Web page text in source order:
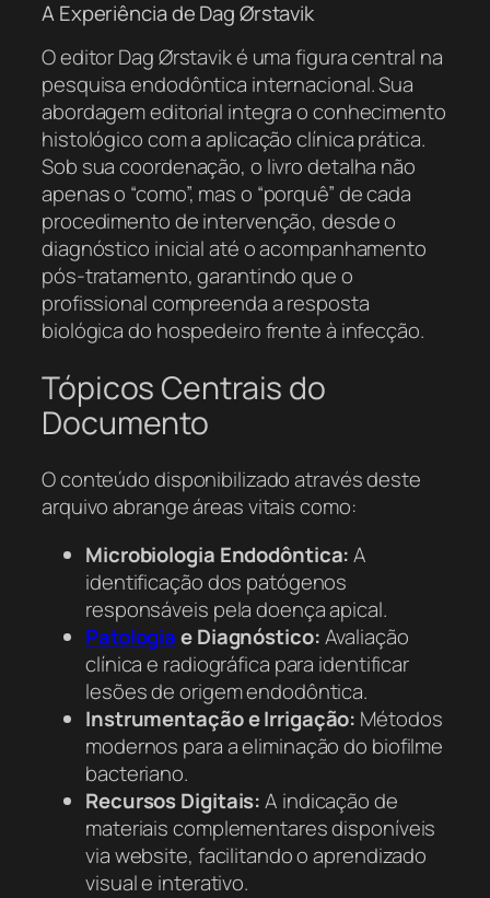
A Experiência de Dag Ørstavik
O editor Dag Ørstavik é uma figura central na
pesquisa endodôntica internacional. Sua
abordagem editorial integra o conhecimento
histológico com a aplicação clínica prática.
Sob sua coordenação, o livro detalha não
apenas o “como”, mas o “porquê” de cada
procedimento de intervenção, desde o
diagnóstico inicial até o acompanhamento
pós-tratamento, garantindo que o
profissional compreenda a resposta
biológica do hospedeiro frente à infecção.
Tópicos Centrais do
Documento
O conteúdo disponibilizado através deste
arquivo abrange áreas vitais como:
Microbiologia Endodôntica:A
identificação dos patógenos
responsáveis pela doença apical.
Patologiae Diagnóstico:Avaliação
clínica e radiográfica para identificar
lesões de origem endodôntica.
Instrumentação e Irrigação: Métodos
modernos para a eliminação do biofilme
bacteriano.
Recursos Digitais:A indicação de
materiais complementares disponíveis
via website, facilitando o aprendizado
visual e interativo.